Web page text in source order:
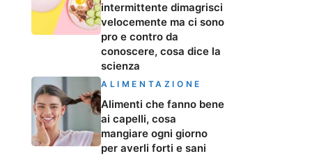
intermittente dimagrisci
velocemente ma ci sono
pro e contro da
conoscere, cosa dice la
scienza
ALIMENTAZIONE
Alimenti che fanno bene
ai capelli, cosa
mangiare ogni giorno
per averli forti e sani